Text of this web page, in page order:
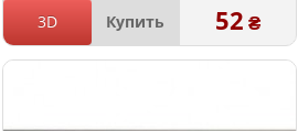
3D Купить 52 ₴